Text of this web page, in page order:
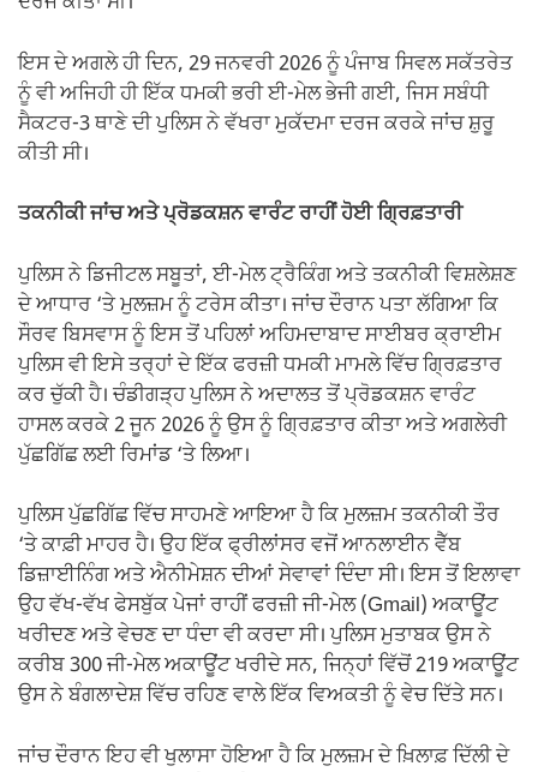
ਇਸ ਦੇ ਅਗਲੇ ਹੀ ਦਿਨ, 29 ਜਨਵਰੀ 2026 ਨੂੰ ਪੰਜਾਬ ਸਿਵਲ ਸਕੱਤਰੇਤ
ਨੂੰ ਵੀ ਅਜਿਹੀ ਹੀ ਇੱਕ ਧਮਕੀ ਭਰੀ ਈ-ਮੇਲ ਭੇਜੀ ਗਈ, ਜਿਸ ਸਬੰਧੀ
ਸੈਕਟਰ-3 ਥਾਣੇ ਦੀ ਪੁਲਿਸ ਨੇ ਵੱਖਰਾ ਮੁਕੱਦਮਾ ਦਰਜ ਕਰਕੇ ਜਾਂਚ ਸ਼ੁਰੂ
ਕੀਤੀ ਸੀ।
ਤਕਨੀਕੀ ਜਾਂਚ ਅਤੇ ਪ੍ਰੋਡਕਸ਼ਨ ਵਾਰੰਟ ਰਾਹੀਂ ਹੋਈ ਗ੍ਰਿਫ਼ਤਾਰੀ
ਪੁਲਿਸ ਨੇ ਡਿਜੀਟਲ ਸਬੂਤਾਂ, ਈ-ਮੇਲ ਟ੍ਰੈਕਿੰਗ ਅਤੇ ਤਕਨੀਕੀ ਵਿਸ਼ਲੇਸ਼ਣ
ਦੇ ਆਧਾਰ ‘ਤੇ ਮੁਲਜ਼ਮ ਨੂੰ ਟਰੇਸ ਕੀਤਾ। ਜਾਂਚ ਦੌਰਾਨ ਪਤਾ ਲੱਗਿਆ ਕਿ
ਸੌਰਵ ਬਿਸਵਾਸ ਨੂੰ ਇਸ ਤੋਂ ਪਹਿਲਾਂ ਅਹਿਮਦਾਬਾਦ ਸਾਈਬਰ ਕ੍ਰਾਈਮ
ਪੁਲਿਸ ਵੀ ਇਸੇ ਤਰ੍ਹਾਂ ਦੇ ਇੱਕ ਫਰਜ਼ੀ ਧਮਕੀ ਮਾਮਲੇ ਵਿੱਚ ਗ੍ਰਿਫ਼ਤਾਰ
ਕਰ ਚੁੱਕੀ ਹੈ। ਚੰਡੀਗੜ੍ਹ ਪੁਲਿਸ ਨੇ ਅਦਾਲਤ ਤੋਂ ਪ੍ਰੋਡਕਸ਼ਨ ਵਾਰੰਟ
ਹਾਸਲ ਕਰਕੇ 2 ਜੂਨ 2026 ਨੂੰ ਉਸ ਨੂੰ ਗ੍ਰਿਫ਼ਤਾਰ ਕੀਤਾ ਅਤੇ ਅਗਲੇਰੀ
ਪੁੱਛਗਿੱਛ ਲਈ ਰਿਮਾਂਡ ‘ਤੇ ਲਿਆ।
ਪੁਲਿਸ ਪੁੱਛਗਿੱਛ ਵਿੱਚ ਸਾਹਮਣੇ ਆਇਆ ਹੈ ਕਿ ਮੁਲਜ਼ਮ ਤਕਨੀਕੀ ਤੌਰ
‘ਤੇ ਕਾਫ਼ੀ ਮਾਹਰ ਹੈ। ਉਹ ਇੱਕ ਫ੍ਰੀਲਾਂਸਰ ਵਜੋਂ ਆਨਲਾਈਨ ਵੈੱਬ
ਡਿਜ਼ਾਈਨਿੰਗ ਅਤੇ ਐਨੀਮੇਸ਼ਨ ਦੀਆਂ ਸੇਵਾਵਾਂ ਦਿੰਦਾ ਸੀ। ਇਸ ਤੋਂ ਇਲਾਵਾ
ਉਹ ਵੱਖ-ਵੱਖ ਫੇਸਬੁੱਕ ਪੇਜਾਂ ਰਾਹੀਂ ਫਰਜ਼ੀ ਜੀ-ਮੇਲ (Gmail) ਅਕਾਊਂਟ
ਖਰੀਦਣ ਅਤੇ ਵੇਚਣ ਦਾ ਧੰਦਾ ਵੀ ਕਰਦਾ ਸੀ। ਪੁਲਿਸ ਮੁਤਾਬਕ ਉਸ ਨੇ
ਕਰੀਬ 300 ਜੀ-ਮੇਲ ਅਕਾਊਂਟ ਖਰੀਦੇ ਸਨ, ਜਿਨ੍ਹਾਂ ਵਿੱਚੋਂ 219 ਅਕਾਊਂਟ
ਉਸ ਨੇ ਬੰਗਲਾਦੇਸ਼ ਵਿੱਚ ਰਹਿਣ ਵਾਲੇ ਇੱਕ ਵਿਅਕਤੀ ਨੂੰ ਵੇਚ ਦਿੱਤੇ ਸਨ।
ਜਾਂਚ ਦੌਰਾਨ ਇਹ ਵੀ ਖੁਲਾਸਾ ਹੋਇਆ ਹੈ ਕਿ ਮੁਲਜ਼ਮ ਦੇ ਖ਼ਿਲਾਫ਼ ਦਿੱਲੀ ਦੇ